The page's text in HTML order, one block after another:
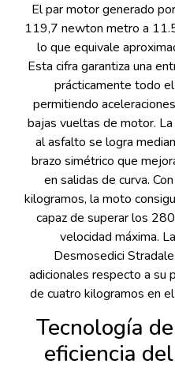
El par motor generado
119,7 newton metro a
lo que equivale
Esta cifra garantiza una
prácticamente todo
permitiendo
bajas vueltas de motor.
al asfalto se logra
brazo simétrico que
en salidas de curva.
kilogramos, la moto
capaz de superar los
velocidad máxima.
Desmosedici
adicionales respecto a su
de cuatro kilogramos en
Tecnología
eficiencia